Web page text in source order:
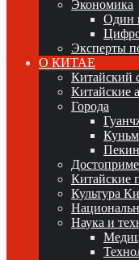
Экономика
Один
Эксперты
О КИТАЕ
Китайский
Китайские
Города
Пекин
Китайские
Культура
Наука и